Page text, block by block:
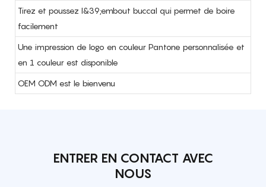
Tirez et poussez l&39;embout buccal qui permet de boire
facilement
Une impression de logo en couleur Pantone personnalisée et
en 1 couleur est disponible
OEM ODM est le bienvenu
ENTRER EN CONTACT AVEC
NOUS